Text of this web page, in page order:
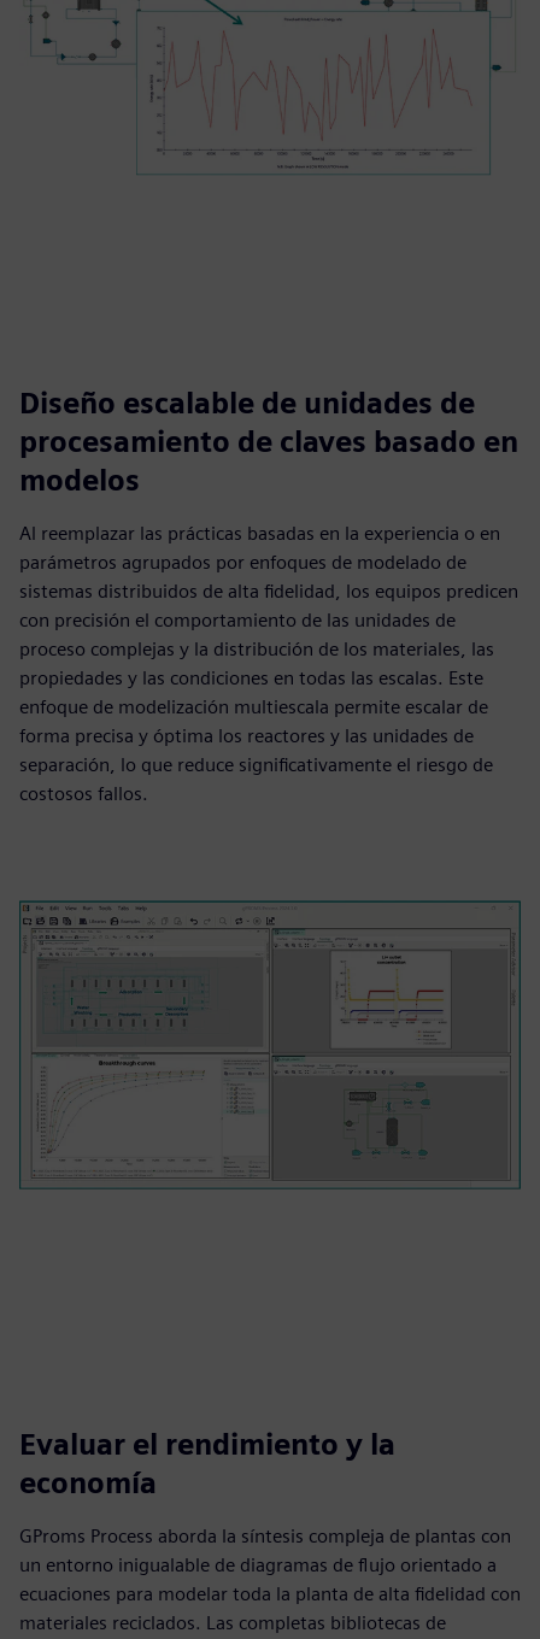
Diseño escalable de unidades de
procesamiento de claves basado en
modelos
Al reemplazar las prácticas basadas en la experiencia o en
parámetros agrupados por enfoques de modelado de
sistemas distribuidos de alta fidelidad, los equipos predicen
con precisión el comportamiento de las unidades de
proceso complejas y la distribución de los materiales, las
propiedades y las condiciones en todas las escalas. Este
enfoque de modelización multiescala permite escalar de
forma precisa y óptima los reactores y las unidades de
separación, lo que reduce significativamente el riesgo de
costosos fallos.
Evaluar el rendimiento y la
economía
GProms Process aborda la síntesis compleja de plantas con
un entorno inigualable de diagramas de flujo orientado a
ecuaciones para modelar toda la planta de alta fidelidad con
materiales reciclados. Las completas bibliotecas de